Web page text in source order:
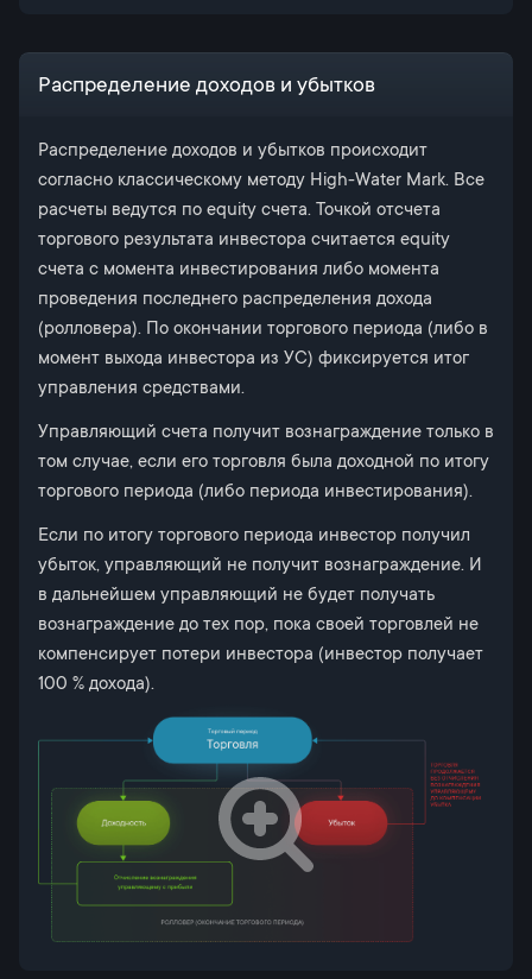
Распределение доходов и убытков
Распределение доходов и убытков происходит
согласно классическому методу High-Water Mark. Все
расчеты ведутся по equity счета. Точкой отсчета
торгового результата инвестора считается equity
счета с момента инвестирования либо момента
проведения последнего распределения дохода
(ролловера). По окончании торгового периода (либо в
момент выхода инвестора из УС) фиксируется итог
управления средствами.
Управляющий счета получит вознаграждение только в
том случае, если его торговля была доходной по итогу
торгового периода (либо периода инвестирования).
Если по итогу торгового периода инвестор получил
убыток, управляющий не получит вознаграждение. И
в дальнейшем управляющий не будет получать
вознаграждение до тех пор, пока своей торговлей не
компенсирует потери инвестора (инвестор получает
100 % дохода).